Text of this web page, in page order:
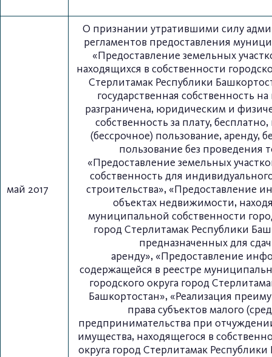
май 2017
О признании утратившими силу
регламентов предоставления
«Предоставление земельных
находящихся в собственности
Стерлитамак Республики
государственная собственность
разграничена, юридическим и
собственность за плату,
(бессрочное) пользование, аренду,
пользование без проведения
«Предоставление земельных
собственность для
строительства», «Предоставление
объектах недвижимости,
муниципальной собственности
город Стерлитамак Республики
предназначенных для
аренду», «Предоставление
содержащейся в реестре
городского округа город
Башкортостан», «Реализация
права субъектов малого
предпринимательства при
имущества, находящегося в
округа город Стерлитамак